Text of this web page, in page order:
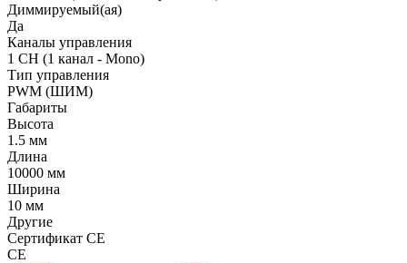
Диммируемый(ая)
Да
Каналы управления
1 CH (1 канал - Mono)
Тип управления
PWM (ШИМ)
Габариты
Высота
1.5 мм
Длина
10000 мм
Ширина
10 мм
Другие
Сертификат CE
CE